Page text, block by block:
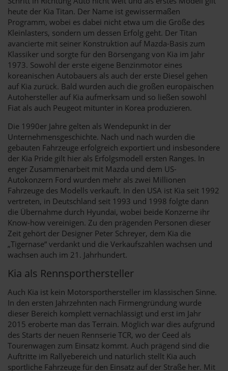
heute der Kia Titan. Der Name ist gewissermaßen
Programm, wobei es dabei nicht etwa um die Größe des
Kleinlasters, sondern um dessen Erfolg geht. Der Titan
avancierte mit seiner Konstruktion auf Mazda-Basis zum
Klassiker und sorgte für den Börsengang von Kia im Jahr
1973. Sowohl der erste eigene Benzinmotor eines
koreanischen Autobauers als auch der erste Diesel gehen
auf Kia zurück. Bald wurden auch die großen europäischen
Autohersteller auf Kia aufmerksam und so ließen sowohl
Fiat als auch Peugeot mitunter in Korea produzieren.
Die 1990er Jahre gelten als Wendepunkt in der
Unternehmensgeschichte. Nach und nach wurden die
gebauten Fahrzeuge erfolgreich exportiert und insbesondere
der Kia Pride gilt hier als Erfolgsmodell ersten Ranges. In
enger Zusammenarbeit mit Mazda und dem US-
Autokonzern Ford wurden mehr als zwei Millionen
Fahrzeuge des Modells verkauft. In den USA ist Kia seit 1992
vertreten, in Deutschland seit 1993 und 1998 folgte dann
die Übernahme durch Hyundai, wobei beide Konzerne ihr
Know-how vereinigen. Zu den prägenden Personen dieser
Zeit gehört der Designer Peter Schreyer, dem Kia die
„Tigernase“ verdankt und die Verkaufszahlen wachsen und
wachsen auch im 21. Jahrhundert.
Kia als Rennsporthersteller
Auch Kia ist kein Motorsporthersteller im klassischen Sinne.
In den ersten Jahrzehnten nach Firmengründung wurde
dieser Bereich komplett vernachlässigt und erst im Jahr
2015 eroberte man das Terrain. Möglich war dies aufgrund
des Starts der neuen Rennserie TCR, wo der Ceed als
Tourenwagen zum Einsatz kommt. Auch prägend sind die
Auftritte im Rallyebereich und natürlich stellt Kia auch
sportliche Fahrzeuge für den Einsatz auf der Straße her. Mit